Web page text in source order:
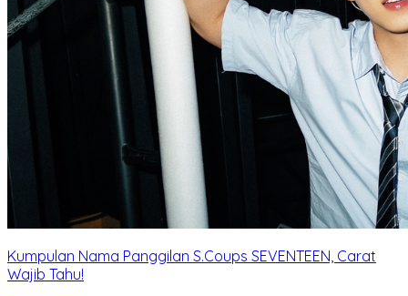
Kumpulan Nama Panggilan S.Coups SEVENTEEN, Carat
Wajib Tahu!